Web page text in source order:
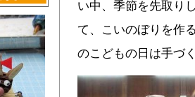
い中、季節を先取り
て、こいのぼりを作
のこどもの日は手づ